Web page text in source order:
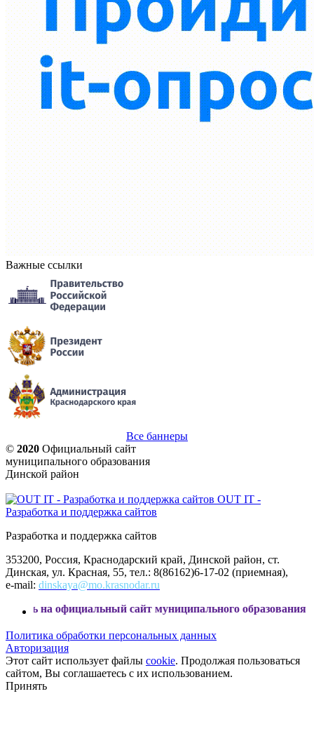
Важные ссылки
Все баннеры
© 2020 Официальный сайт
муниципального образования
Динской район
OUT IT -
Разработка и поддержка сайтов
Разработка и поддержка сайтов
353200, Россия, Краснодарский край, Динской район, ст.
Динская, ул. Красная, 55, тел.: 8(86162)6-17-02 (приемная),
e-mail: dinskaya@mo.krasnodar.ru
сайт муниципального образования Динской
Политика обработки персональных данных
Авторизация
Этот сайт использует файлы cookie. Продолжая пользоваться
сайтом, Вы соглашаетесь с их использованием.
Принять